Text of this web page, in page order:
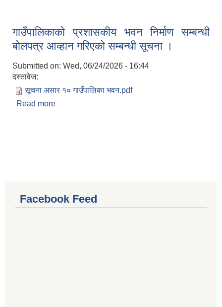
गाउँपालिकाको प्रशासकीय भवन निर्माण सम्बन्धी
बोलपत्र आव्हान गरिएको सम्बन्धी सूचना ।
Submitted on: Wed, 06/24/2026 - 16:44
दस्तावेज:
सूचना असार १० गाउँपालिका भवन.pdf
Read more
Facebook Feed